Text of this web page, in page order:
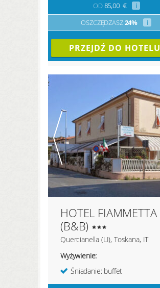
OD85,00 €
i
OSZCZĘDZASZ24% i
PRZEJDŹ DO HOTELU
HOTEL FIAMMETTA
(B&B)
Quercianella (LI), Toskana, IT
Wyżywienie:
Śniadanie: buffet